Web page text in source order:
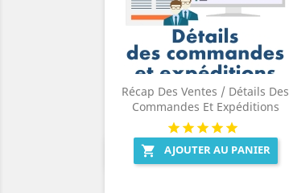
Récap Des Ventes / Détails Des
Commandes Et Expéditions
 AJOUTER AU PANIER
Aperçu rapide